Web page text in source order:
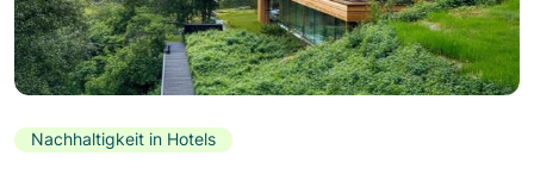
Nachhaltigkeit in Hotels